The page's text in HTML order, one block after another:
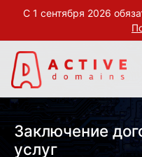
С 1 сентября 2026
Заключение
услуг